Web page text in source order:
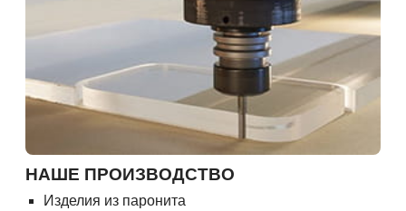
НАШЕ ПРОИЗВОДСТВО
Изделия из паронита